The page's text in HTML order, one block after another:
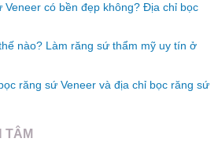
Veneer có bền đẹp không? Địa chỉ bọc
nào? Làm răng sứ thẩm mỹ uy tín ở
răng sứ Veneer và địa chỉ bọc răng sứ
TÂM